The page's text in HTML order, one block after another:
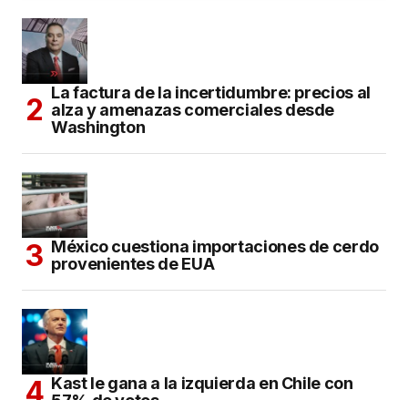
La factura de la incertidumbre: precios al
alza y amenazas comerciales desde
Washington
México cuestiona importaciones de cerdo
provenientes de EUA
Kast le gana a la izquierda en Chile con